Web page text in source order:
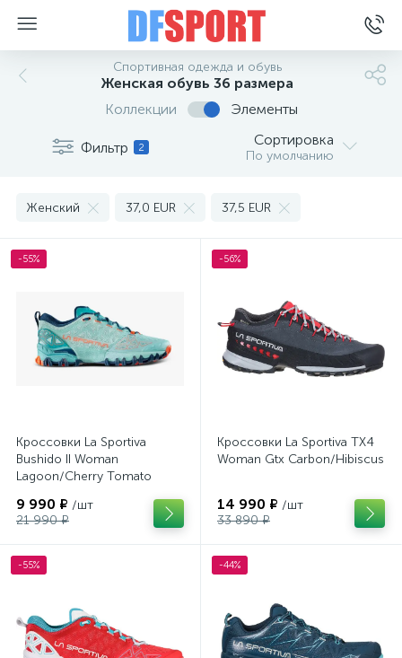
Спортивная одежда и обувь
Женская обувь 36 размера
Коллекции
Элементы
Фильтр 2 Сортировка
По умолчанию
Женский 37,0 EUR 37,5 EUR
-55%
Кроссовки La Sportiva
Bushido II Woman
Lagoon/Cherry Tomato
9 990 ₽ /шт
21 990 ₽
-56%
Кроссовки La Sportiva TX4
Woman Gtx Carbon/Hibiscus
14 990 ₽ /шт
33 890 ₽
-55% -44%